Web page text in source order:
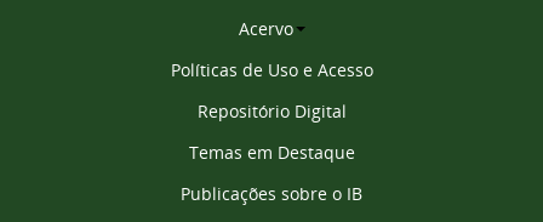
Acervo
Políticas de Uso e Acesso
Repositório Digital
Temas em Destaque
Publicações sobre o IB